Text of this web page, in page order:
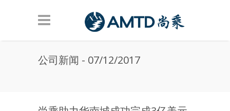
公司新闻 - 07/12/2017